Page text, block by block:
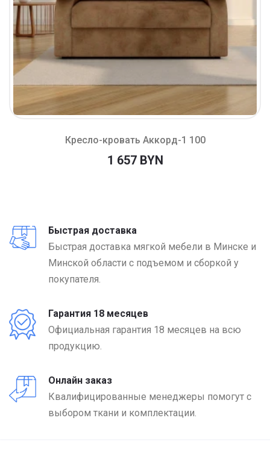
Кресло-кровать Аккорд-1 100
1 657 BYN
Быстрая доставка
Быстрая доставка мягкой мебели в Минске и
Минской области с подъемом и сборкой у
покупателя.
Гарантия 18 месяцев
Официальная гарантия 18 месяцев на всю
продукцию.
Онлайн заказ
Квалифицированные менеджеры помогут с
выбором ткани и комплектации.